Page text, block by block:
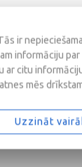
ir
informāciju
citu
mēs
Uzzināt